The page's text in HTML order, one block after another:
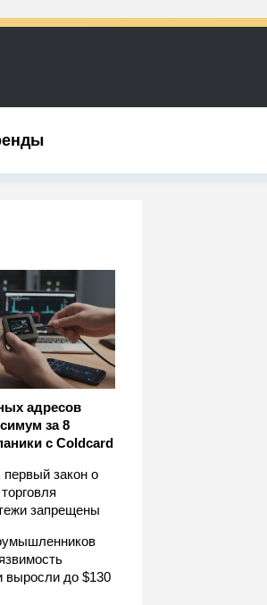
адресов
за 8
с Coldcard
закон о
запрещены
выросли до $130